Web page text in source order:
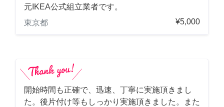
元IKEA公式組立業者です。
東京都
¥5,000
開始時間も正確で、迅速、丁寧に実施頂きまし
た。後片付け等もしっかり実施頂きました。また